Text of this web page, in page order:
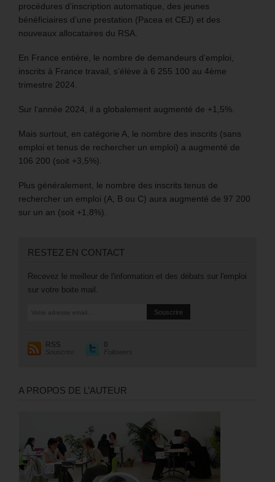
procédures d’inscription automatique, des jeunes
bénéficiaires d’une prestation (Pacea et CEJ) et des
nouveaux allocataires du RSA.
En France entière, le nombre de demandeurs d’emploi,
inscrits à France travail, s’élève à 6 255 100 au 4ème
trimestre 2024.
Sur l’année 2024, il a globalement augmenté de +1,5%.
Mais surtout, en catégorie A, le nombre des inscrits (sans
emploi et tenus de rechercher un emploi) a augmenté de
106 200 (soit +3,5%).
Plus généralement, le nombre des inscrits tenus de
rechercher un emploi (A, B ou C) aura augmenté de 97 200
sur un an (soit +1,8%).
RESTEZ EN CONTACT
Recevez le meilleur de l'information et des débats sur l'emploi
sur votre boite mail.
RSS
Souscrire
0
Followers
A PROPOS DE L’AUTEUR